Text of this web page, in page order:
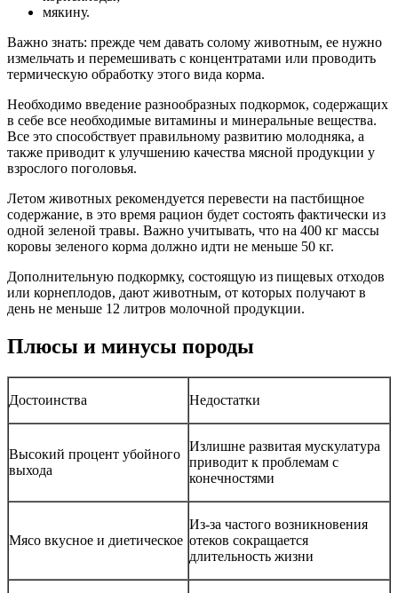
мякину.
Важно знать: прежде чем давать солому животным, ее нужно
измельчать и перемешивать с концентратами или проводить
термическую обработку этого вида корма.
Необходимо введение разнообразных подкормок, содержащих
в себе все необходимые витамины и минеральные вещества.
Все это способствует правильному развитию молодняка, а
также приводит к улучшению качества мясной продукции у
взрослого поголовья.
Летом животных рекомендуется перевести на пастбищное
содержание, в это время рацион будет состоять фактически из
одной зеленой травы. Важно учитывать, что на 400 кг массы
коровы зеленого корма должно идти не меньше 50 кг.
Дополнительную подкормку, состоящую из пищевых отходов
или корнеплодов, дают животным, от которых получают в
день не меньше 12 литров молочной продукции.
Плюсы и минусы породы
Достоинства Недостатки
Высокий процент убойного
выхода
Излишне развитая мускулатура
приводит к проблемам с
конечностями
Мясо вкусное и диетическое
Из-за частого возникновения
отеков сокращается
длительность жизни